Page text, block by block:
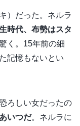
）だった。ネルラ
生時代、布勢はスタ
く。15年前の細
記憶もないとい
ろしい女だったの
いつだ。ネルラに